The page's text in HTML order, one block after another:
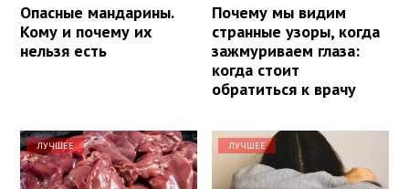
Опасные мандарины.
Кому и почему их
нельзя есть
Почему мы видим
странные узоры, когда
зажмуриваем глаза:
когда стоит
обратиться к врачу
ЛУЧШЕЕ ЛУЧШЕЕ